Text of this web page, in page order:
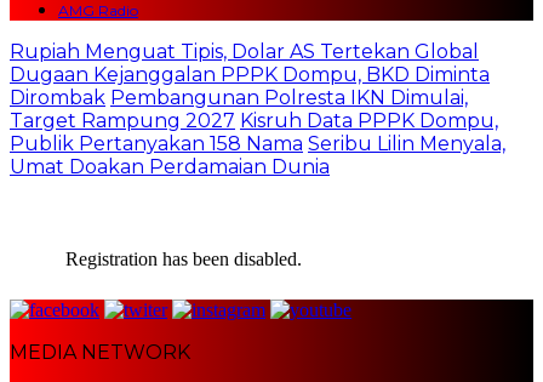
AMG Radio
Rupiah Menguat Tipis, Dolar AS Tertekan Global
Dugaan Kejanggalan PPPK Dompu, BKD Diminta
Dirombak Pembangunan Polresta IKN Dimulai,
Target Rampung 2027 Kisruh Data PPPK Dompu,
Publik Pertanyakan 158 Nama Seribu Lilin Menyala,
Umat Doakan Perdamaian Dunia
Registration has been disabled.
MEDIA NETWORK